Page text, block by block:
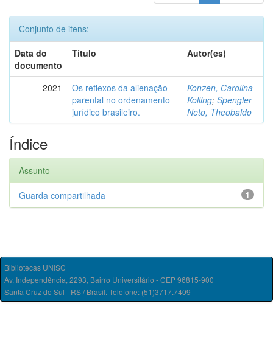
Conjunto de itens:
Data do
documento
Título Autor(es)
2021
Os reflexos da alienação
parental no ordenamento
jurídico brasileiro.
Konzen, Carolina
Kolling; Spengler
Neto, Theobaldo
Índice
Assunto
1
Guarda compartilhada
Bibliotecas UNISC
Av. Independência, 2293, Bairro Universitário - CEP 96815-900
Santa Cruz do Sul - RS / Brasil. Telefone: (51)3717.7409